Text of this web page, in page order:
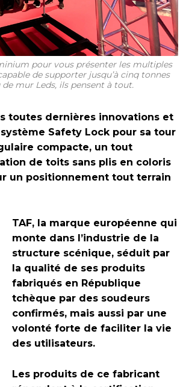
pour vous présenter les multiples
de supporter jusqu’à cinq tonnes
mur Leds, ils pensent à tout.
toutes dernières innovations et
système Safety Lock pour sa tour
compacte, un tout
de toits sans plis en coloris
un positionnement tout terrain
TAF, la marque européenne qui
monte dans l’industrie de la
structure scénique, séduit par
la qualité de ses produits
fabriqués en République
tchèque par des soudeurs
confirmés, mais aussi par une
volonté forte de faciliter la vie
des utilisateurs.
Les produits de ce fabricant